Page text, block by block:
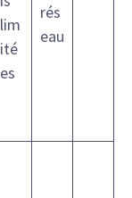
lim
ité
es
rés
eau